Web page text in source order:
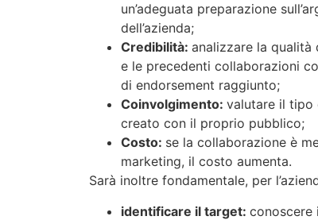
un’adeguata preparazione
dell’azienda;
Credibilità: analizzare la qualità
e le precedenti collaborazioni
di endorsement raggiunto;
Coinvolgimento: valutare il tipo
creato con il proprio pubblico;
Costo: se la collaborazione è
marketing, il costo aumenta.
Sarà inoltre fondamentale, per
identificare il target: conoscere